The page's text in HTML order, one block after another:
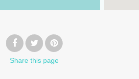
Share this page